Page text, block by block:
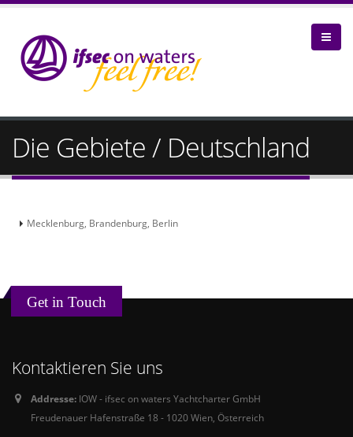
Die Gebiete / Deutschland
Mecklenburg, Brandenburg, Berlin
Get in Touch
Kontaktieren Sie uns
Addresse: IOW - ifsec on waters Yachtcharter GmbH
Freudenauer Hafenstraße 18 - 1020 Wien, Österreich